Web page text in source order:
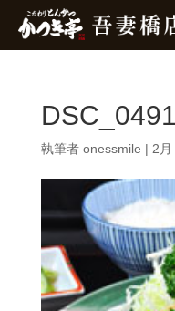
DSC_0491
執筆者 onessmile | 2